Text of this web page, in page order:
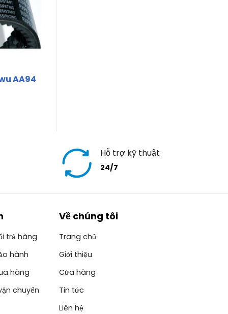
AA94
Hỗ trợ kỹ thuật
24/7
trả hàng
hành
hàng
chuyển
Về chúng tôi
Trang chủ
Giới thiệu
Cửa hàng
Tin tức
Liên hệ